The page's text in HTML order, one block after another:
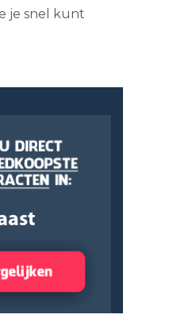
je snel kunt